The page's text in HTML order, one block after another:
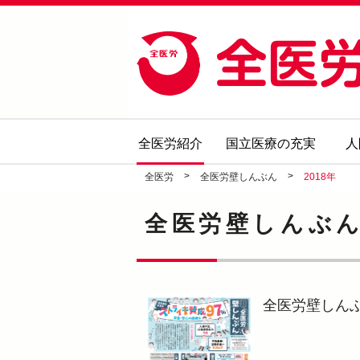
全医労紹介 国立医療の充実
全医労 > 全医労壁しんぶん > 2018年
全医労壁しんぶ
全医労壁し